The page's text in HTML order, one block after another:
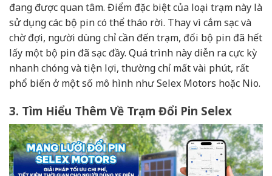
đang được quan tâm. Điểm đặc biệt của loại trạm này là
sử dụng các bộ pin có thể tháo rời. Thay vì cắm sạc và
chờ đợi, người dùng chỉ cần đến trạm, đổi bộ pin đã hết
lấy một bộ pin đã sạc đầy. Quá trình này diễn ra cực kỳ
nhanh chóng và tiện lợi, thường chỉ mất vài phút, rất
phổ biến ở một số mô hình như Selex Motors hoặc Nio.
3. Tìm Hiểu Thêm Về Trạm Đổi Pin Selex